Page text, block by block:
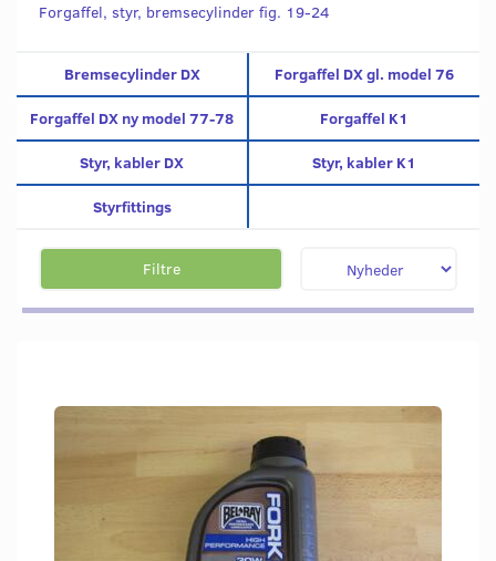
Forgaffel, styr, bremsecylinder fig. 19-24
Bremsecylinder DX Forgaffel DX gl. model 76
Forgaffel DX ny model 77-78 Forgaffel K1
Styr, kabler DX Styr, kabler K1
Styrfittings
Filtre